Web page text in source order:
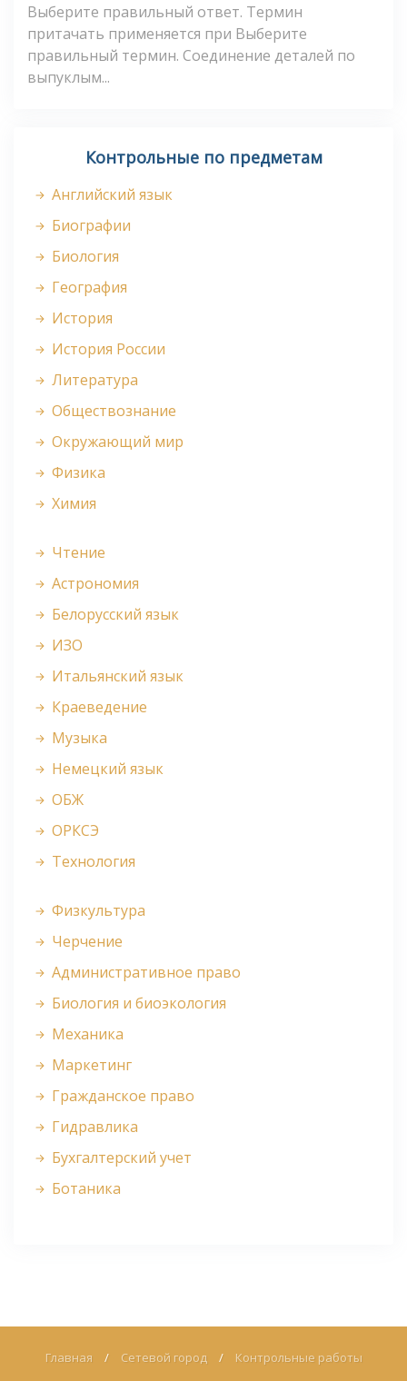
Выберите правильный ответ. Термин
притачать применяется при Выберите
правильный термин. Соединение деталей по
выпуклым...
Контрольные по предметам
Английский язык
Биографии
Биология
География
История
История России
Литература
Обществознание
Окружающий мир
Физика
Химия
Чтение
Астрономия
Белорусский язык
ИЗО
Итальянский язык
Краеведение
Музыка
Немецкий язык
ОБЖ
ОРКСЭ
Технология
Физкультура
Черчение
Административное право
Биология и биоэкология
Механика
Маркетинг
Гражданское право
Гидравлика
Бухгалтерский учет
Ботаника
Главная / Сетевой город / Контрольные работы